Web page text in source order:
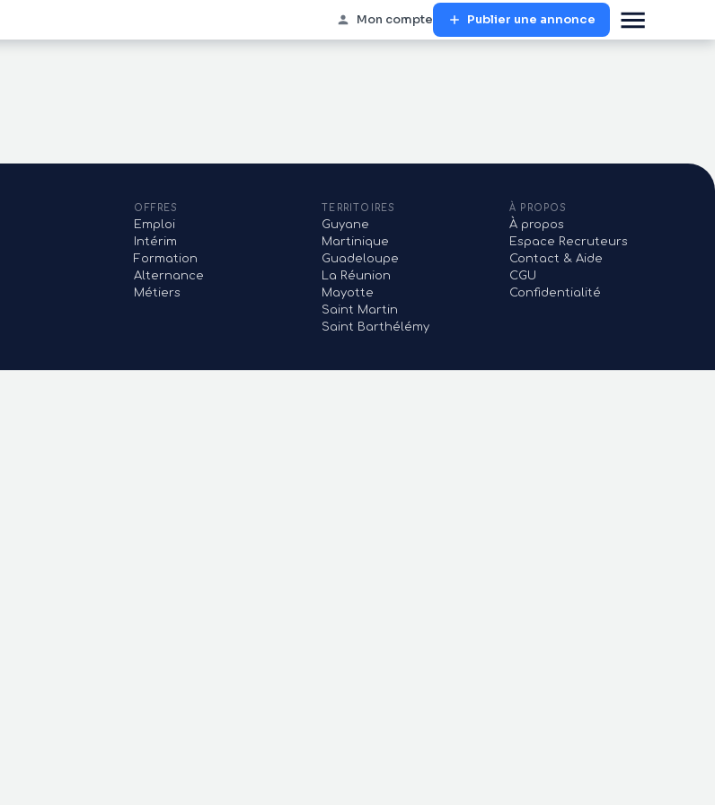
Mon compte Publier une annonce
OFFRES
Emploi
Intérim
Formation
Alternance
Métiers
TERRITOIRES
Guyane
Martinique
Guadeloupe
La Réunion
Mayotte
Saint Martin
Saint Barthélémy
À PROPOS
À propos
Espace Recruteurs
Contact & Aide
CGU
Confidentialité